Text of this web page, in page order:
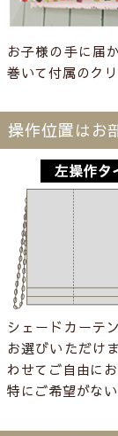
お子様の手に届
巻いて付属のク
操作位置はお
シェードカーテ
お選びいただけ
わせてご自由に
特にご希望がな